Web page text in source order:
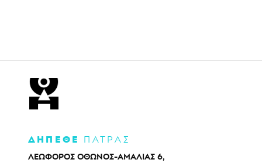
ΔΗΠΕΘΕ ΠΑΤΡΑΣ
ΛΕΩΦΟΡΟΣ ΟΘΩΝΟΣ-ΑΜΑΛΙΑΣ 6,